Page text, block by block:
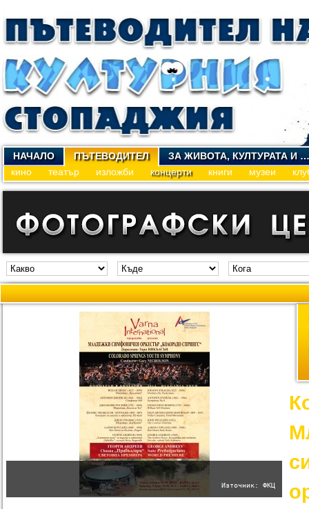
НАЧАЛО ПЪТЕВОДИТЕЛ
ЗА ЖИВОТА, КУЛТУРАТА И …
кино
театър изложби концерти книги музеи
Източник: ФКЦ